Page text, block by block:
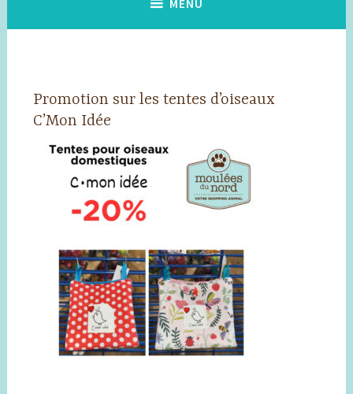
MENU
Promotion sur les tentes d’oiseaux
C’Mon Idée